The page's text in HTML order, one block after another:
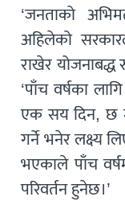
‘जनताको
अहिलेको
राखेर
‘पाँच वर्षका
एक सय दिन, छ
गर्ने भनेर लक्ष्य
भएकाले पाँच
परिवर्तन हुनेछ।’